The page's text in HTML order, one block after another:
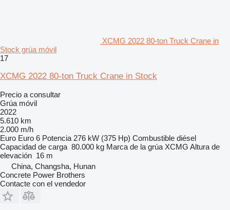
XCMG 2022 80-ton Truck Crane in
Stock grúa móvil
17
XCMG 2022 80-ton Truck Crane in Stock
Precio a consultar
Grúa móvil
2022
5.610 km
2.000 m/h
Euro Euro 6 Potencia 276 kW (375 Hp) Combustible diésel
Capacidad de carga 80.000 kg Marca de la grúa XCMG Altura de
elevación 16 m
China, Changsha, Hunan
Concrete Power Brothers
Contacte con el vendedor